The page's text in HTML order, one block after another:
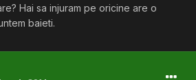
Hai sa injuram pe oricine are o
baieti.